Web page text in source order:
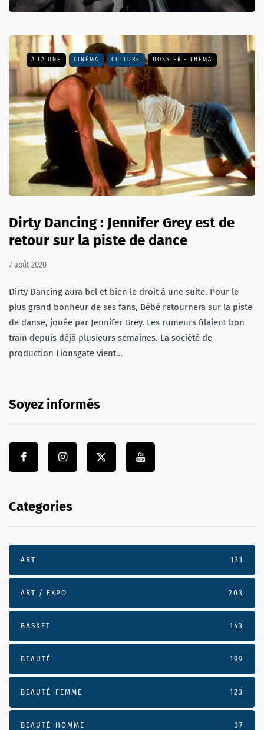
A LA UNE CINÉMA CULTURE DOSSIER - THEMA
Dirty Dancing : Jennifer Grey est de
retour sur la piste de dance
7 août 2020
Dirty Dancing aura bel et bien le droit à une suite. Pour le
plus grand bonheur de ses fans, Bébé retournera sur la piste
de danse, jouée par Jennifer Grey. Les rumeurs filaient bon
train depuis déjà plusieurs semaines. La société de
production Lionsgate vient…
Soyez informés
Categories
ART 131
ART / EXPO 203
BASKET 143
BEAUTÉ 199
BEAUTÉ-FEMME 123
BEAUTÉ-HOMME 37